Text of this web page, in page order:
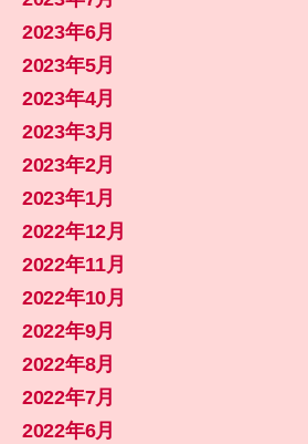
2023年6月
2023年5月
2023年4月
2023年3月
2023年2月
2023年1月
2022年12月
2022年11月
2022年10月
2022年9月
2022年8月
2022年7月
2022年6月